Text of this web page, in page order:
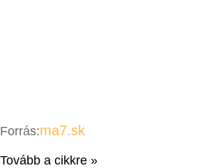
Forrás:ma7.sk
Tovább a cikkre »